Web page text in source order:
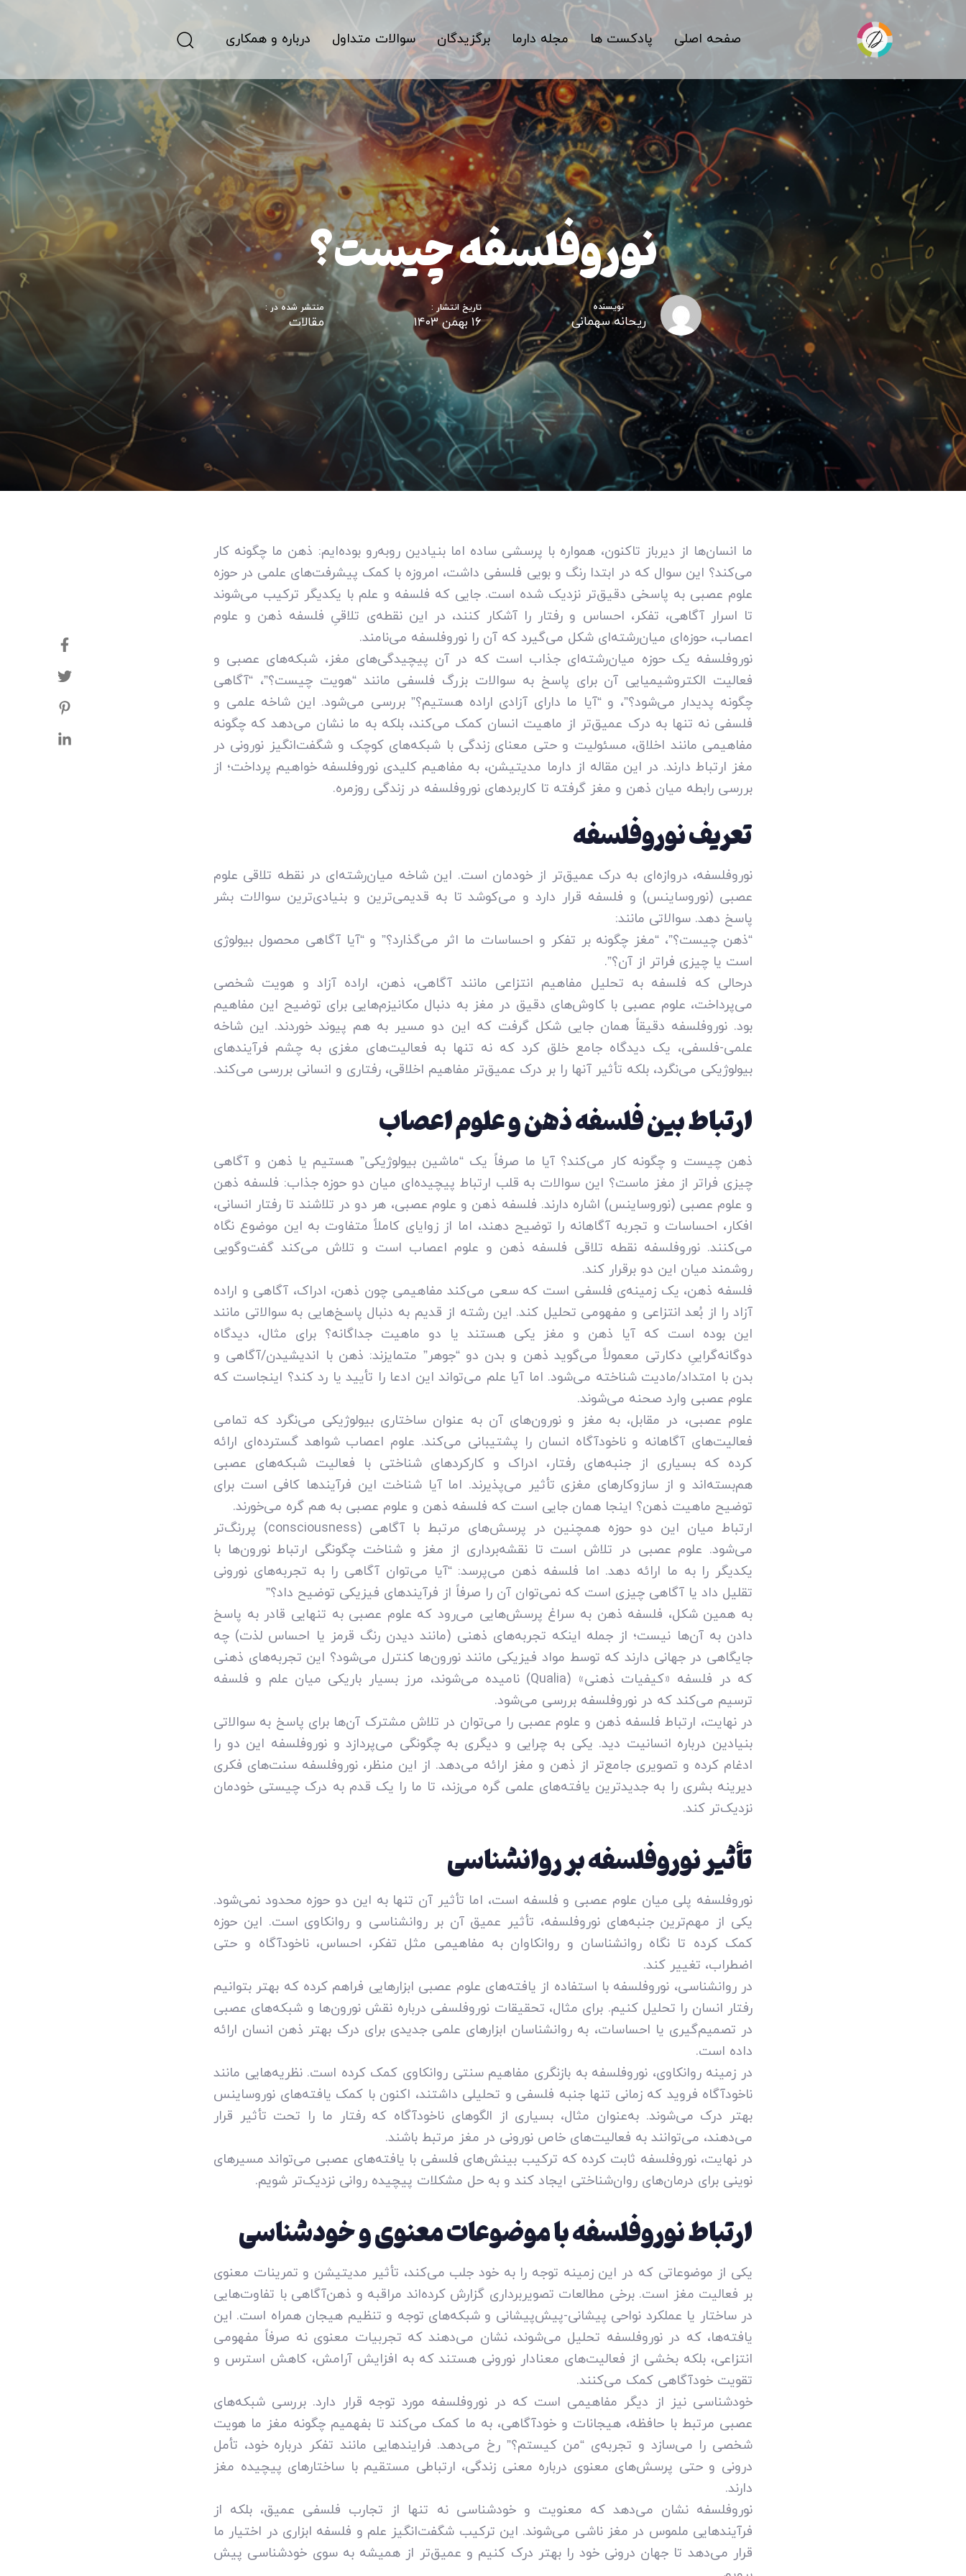
صفحه اصلی پادکست ها مجله دارما برگزیدگان سوالات متداول درباره و همکاری
نوروفلسفه چیست؟
نویسنده
ریحانه سهمانی
تاریخ انتشار :
۱۶ بهمن ۱۴۰۳
منتشر شده در :
مقالات
ما انسان‌ها از دیرباز تاکنون، همواره با پرسشی ساده اما بنیادین روبه‌رو بوده‌ایم: ذهن ما چگونه کار
می‌کند؟ این سوال که در ابتدا رنگ و بویی فلسفی داشت، امروزه با کمک پیشرفت‌های علمی در حوزه
علوم عصبی به پاسخی دقیق‌تر نزدیک شده است. جایی که فلسفه و علم با یکدیگر ترکیب می‌شوند
تا اسرار آگاهی، تفکر، احساس و رفتار را آشکار کنند، در این نقطه‌ی تلاقیِ فلسفه ذهن و علوم
اعصاب، حوزه‌ای میان‌رشته‌ای شکل می‌گیرد که آن را نوروفلسفه می‌نامند.
نوروفلسفه یک حوزه میان‌رشته‌ای جذاب است که در آن پیچیدگی‌های مغز، شبکه‌های عصبی و
فعالیت الکتروشیمیایی آن برای پاسخ به سوالات بزرگ فلسفی مانند “هویت چیست؟”، “آگاهی
چگونه پدیدار می‌شود؟”، و “آیا ما دارای آزادی اراده هستیم؟” بررسی می‌شود. این شاخه علمی و
فلسفی نه تنها به درک عمیق‌تر از ماهیت انسان کمک می‌کند، بلکه به ما نشان می‌دهد که چگونه
مفاهیمی مانند اخلاق، مسئولیت و حتی معنای زندگی با شبکه‌های کوچک و شگفت‌انگیز نورونی در
مغز ارتباط دارند. در این مقاله از دارما مدیتیشن، به مفاهیم کلیدی نوروفلسفه خواهیم پرداخت؛ از
بررسی رابطه میان ذهن و مغز گرفته تا کاربردهای نوروفلسفه در زندگی روزمره.
تعریف نوروفلسفه
نوروفلسفه، دروازه‌ای به درک عمیق‌تر از خودمان است. این شاخه میان‌رشته‌ای در نقطه تلاقی علوم
عصبی (نوروساینس) و فلسفه قرار دارد و می‌کوشد تا به قدیمی‌ترین و بنیادی‌ترین سوالات بشر
پاسخ دهد. سوالاتی مانند:
“ذهن چیست؟”، “مغز چگونه بر تفکر و احساسات ما اثر می‌گذارد؟” و “آیا آگاهی محصول بیولوژی
است یا چیزی فراتر از آن؟”.
درحالی‌ که فلسفه به تحلیل مفاهیم انتزاعی مانند آگاهی، ذهن، اراده آزاد و هویت شخصی
می‌پرداخت، علوم عصبی با کاوش‌های دقیق در مغز به دنبال مکانیزم‌هایی برای توضیح این مفاهیم
بود. نوروفلسفه دقیقاً همان جایی شکل گرفت که این دو مسیر به هم پیوند خوردند. این شاخه
علمی-فلسفی، یک دیدگاه جامع خلق کرد که نه تنها به فعالیت‌های مغزی به چشم فرآیندهای
بیولوژیکی می‌نگرد، بلکه تأثیر آنها را بر درک عمیق‌تر مفاهیم اخلاقی، رفتاری و انسانی بررسی می‌کند.
ارتباط بین فلسفه ذهن و علوم اعصاب
ذهن چیست و چگونه کار می‌کند؟ آیا ما صرفاً یک “ماشین بیولوژیکی” هستیم یا ذهن و آگاهی
چیزی فراتر از مغز ماست؟ این سوالات به قلب ارتباط پیچیده‌ای میان دو حوزه جذاب: فلسفه ذهن
و علوم عصبی (نوروساینس) اشاره دارند. فلسفه ذهن و علوم عصبی، هر دو در تلاشند تا رفتار انسانی،
افکار، احساسات و تجربه آگاهانه را توضیح دهند، اما از زوایای کاملاً متفاوت به این موضوع نگاه
می‌کنند. نوروفلسفه نقطه تلاقی فلسفه ذهن و علوم اعصاب است و تلاش می‌کند گفت‌وگویی
روشمند میان این دو برقرار کند.
فلسفه ذهن، یک زمینه‌ی فلسفی است که سعی می‌کند مفاهیمی چون ذهن، ادراک، آگاهی و اراده
آزاد را از بُعد انتزاعی و مفهومی تحلیل کند. این رشته از قدیم به دنبال پاسخ‌هایی به سوالاتی مانند
این بوده است که آیا ذهن و مغز یکی هستند یا دو ماهیت جداگانه؟ برای مثال، دیدگاه
دوگانه‌گراییِ دکارتی معمولاً می‌گوید ذهن و بدن دو “جوهر” متمایزند: ذهن با اندیشیدن/آگاهی و
بدن با امتداد/مادیت شناخته می‌شود. اما آیا علم می‌تواند این ادعا را تأیید یا رد کند؟ اینجاست که
علوم عصبی وارد صحنه می‌شوند.
علوم عصبی، در مقابل، به مغز و نورون‌های آن به ‌عنوان ساختاری بیولوژیکی می‌نگرد که تمامی
فعالیت‌های آگاهانه و ناخودآگاه انسان را پشتیبانی می‌کند. علوم اعصاب شواهد گسترده‌ای ارائه
کرده که بسیاری از جنبه‌های رفتار، ادراک و کارکردهای شناختی با فعالیت شبکه‌های عصبی
هم‌بسته‌اند و از سازوکارهای مغزی تأثیر می‌پذیرند. اما آیا شناخت این فرآیندها کافی است برای
توضیح ماهیت ذهن؟ اینجا همان جایی است که فلسفه ذهن و علوم عصبی به هم گره می‌خورند.
ارتباط میان این دو حوزه همچنین در پرسش‌های مرتبط با آگاهی (consciousness) پررنگ‌تر
می‌شود. علوم عصبی در تلاش است تا نقشه‌برداری از مغز و شناخت چگونگی ارتباط نورون‌ها با
یکدیگر را به ما ارائه دهد. اما فلسفه ذهن می‌پرسد: “آیا می‌توان آگاهی را به تجربه‌های نورونی
تقلیل داد یا آگاهی چیزی است که نمی‌توان آن را صرفاً از فرآیندهای فیزیکی توضیح داد؟”
به همین شکل، فلسفه ذهن به سراغ پرسش‌هایی می‌رود که علوم عصبی به تنهایی قادر به پاسخ
دادن به آن‌ها نیست؛ از جمله اینکه تجربه‌های ذهنی (مانند دیدن رنگ قرمز یا احساس لذت) چه
جایگاهی در جهانی دارند که توسط مواد فیزیکی مانند نورون‌ها کنترل می‌شود؟ این تجربه‌های ذهنی
که در فلسفه «کیفیات ذهنی» (Qualia) نامیده می‌شوند، مرز بسیار باریکی میان علم و فلسفه
ترسیم می‌کند که در نوروفلسفه بررسی می‌شود.
در نهایت، ارتباط فلسفه ذهن و علوم عصبی را می‌توان در تلاش مشترک آن‌ها برای پاسخ به سوالاتی
بنیادین درباره انسانیت دید. یکی به چرایی و دیگری به چگونگی می‌پردازد و نوروفلسفه این دو را
ادغام کرده و تصویری جامع‌تر از ذهن و مغز ارائه می‌دهد. از این منظر، نوروفلسفه سنت‌های فکری
دیرینه بشری را به جدیدترین یافته‌های علمی گره می‌زند، تا ما را یک قدم به درک چیستی خودمان
نزدیک‌تر کند.
تأثیر نوروفلسفه بر روانشناسی
نوروفلسفه پلی میان علوم عصبی و فلسفه است، اما تأثیر آن تنها به این دو حوزه محدود نمی‌شود.
یکی از مهم‌ترین جنبه‌های نوروفلسفه، تأثیر عمیق آن بر روانشناسی و روانکاوی است. این حوزه
کمک کرده تا نگاه روانشناسان و روانکاوان به مفاهیمی مثل تفکر، احساس، ناخودآگاه و حتی
اضطراب، تغییر کند.
در روانشناسی، نوروفلسفه با استفاده از یافته‌های علوم عصبی ابزارهایی فراهم کرده که بهتر بتوانیم
رفتار انسان را تحلیل کنیم. برای مثال، تحقیقات نوروفلسفی درباره نقش نورون‌ها و شبکه‌های عصبی
در تصمیم‌گیری یا احساسات، به روانشناسان ابزارهای علمی جدیدی برای درک بهتر ذهن انسان ارائه
داده است.
در زمینه روانکاوی، نوروفلسفه به بازنگری مفاهیم سنتی روانکاوی کمک کرده است. نظریه‌هایی مانند
ناخودآگاه فروید که زمانی تنها جنبه فلسفی و تحلیلی داشتند، اکنون با کمک یافته‌های نوروساینس
بهتر درک می‌شوند. به‌عنوان مثال، بسیاری از الگوهای ناخودآگاه که رفتار ما را تحت تأثیر قرار
می‌دهند، می‌توانند به فعالیت‌های خاص نورونی در مغز مرتبط باشند.
در نهایت، نوروفلسفه ثابت کرده که ترکیب بینش‌های فلسفی با یافته‌های عصبی می‌تواند مسیرهای
نوینی برای درمان‌های روان‌شناختی ایجاد کند و به حل مشکلات پیچیده روانی نزدیک‌تر شویم.
ارتباط نوروفلسفه با موضوعات معنوی و خودشناسی
یکی از موضوعاتی که در این زمینه توجه را به خود جلب می‌کند، تأثیر مدیتیشن و تمرینات معنوی
بر فعالیت مغز است. برخی مطالعات تصویربرداری گزارش کرده‌اند مراقبه و ذهن‌آگاهی با تفاوت‌هایی
در ساختار یا عملکرد نواحی پیشانی-پیش‌پیشانی و شبکه‌های توجه و تنظیم هیجان همراه است. این
یافته‌ها، که در نوروفلسفه تحلیل می‌شوند، نشان می‌دهند که تجربیات معنوی نه صرفاً مفهومی
انتزاعی، بلکه بخشی از فعالیت‌های معنادار نورونی هستند که به افزایش آرامش، کاهش استرس و
تقویت خودآگاهی کمک می‌کنند.
خودشناسی نیز از دیگر مفاهیمی است که در نوروفلسفه مورد توجه قرار دارد. بررسی شبکه‌های
عصبی مرتبط با حافظه، هیجانات و خودآگاهی، به ما کمک می‌کند تا بفهمیم چگونه مغز ما هویت
شخصی را می‌سازد و تجربه‌ی “من کیستم؟” رخ می‌دهد. فرایندهایی مانند تفکر درباره خود، تأمل
درونی و حتی پرسش‌های معنوی درباره معنی زندگی، ارتباطی مستقیم با ساختارهای پیچیده مغز
دارند.
نوروفلسفه نشان می‌دهد که معنویت و خودشناسی نه تنها از تجارب فلسفی عمیق، بلکه از
فرآیندهایی ملموس در مغز ناشی می‌شوند. این ترکیب شگفت‌انگیز علم و فلسفه ابزاری در اختیار ما
قرار می‌دهد تا جهان درونی خود را بهتر درک کنیم و عمیق‌تر از همیشه به سوی خودشناسی پیش